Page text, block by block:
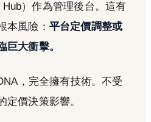
）作為管理後台。這有
本風險： 平台定價調整或
巨大衝擊。
，完全擁有技術。不受
定價決策影響。